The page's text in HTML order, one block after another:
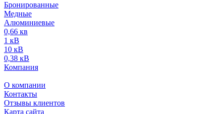
Бронированные
Медные
Алюминиевые
0,66 кв
1 кВ
10 кВ
0,38 кВ
Компания
О компании
Контакты
Отзывы клиентов
Карта сайта